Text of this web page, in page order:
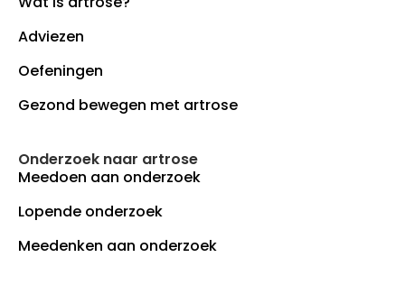
Adviezen
Oefeningen
Gezond bewegen met artrose
Onderzoek naar artrose
Meedoen aan onderzoek
Lopende onderzoek
Meedenken aan onderzoek